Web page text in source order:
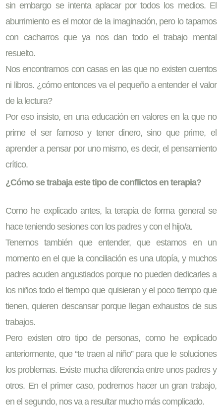
sin embargo se intenta aplacar por todos los medios. El
aburrimiento es el motor de la imaginación, pero lo tapamos
con cacharros que ya nos dan todo el trabajo mental
resuelto.
Nos encontramos con casas en las que no existen cuentos
ni libros. ¿cómo entonces va el pequeño a entender el valor
de la lectura?
Por eso insisto, en una educación en valores en la que no
prime el ser famoso y tener dinero, sino que prime, el
aprender a pensar por uno mismo, es decir, el pensamiento
crítico.
¿Cómo se trabaja este tipo de conflictos en terapia?
Como he explicado antes, la terapia de forma general se
hace teniendo sesiones con los padres y con el hijo/a.
Tenemos también que entender, que estamos en un
momento en el que la conciliación es una utopía, y muchos
padres acuden angustiados porque no pueden dedicarles a
los niños todo el tiempo que quisieran y el poco tiempo que
tienen, quieren descansar porque llegan exhaustos de sus
trabajos.
Pero existen otro tipo de personas, como he explicado
anteriormente, que “te traen al niño” para que le soluciones
los problemas. Existe mucha diferencia entre unos padres y
otros. En el primer caso, podremos hacer un gran trabajo,
en el segundo, nos va a resultar mucho más complicado.